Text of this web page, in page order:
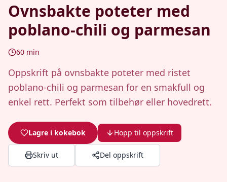
Ovnsbakte poteter med
poblano-chili og parmesan
60 min
Oppskrift på ovnsbakte poteter med ristet
poblano-chili og parmesan for en smakfull og
enkel rett. Perfekt som tilbehør eller hovedrett.
Lagre i kokebok Hopp til oppskrift
Skriv ut Del oppskrift